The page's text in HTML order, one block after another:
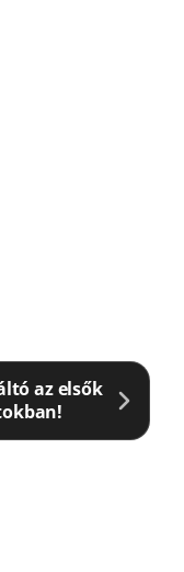
az elsők